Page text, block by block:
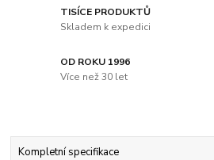
TISÍCE PRODUKTŮ
Skladem k expedici
OD ROKU 1996
Více než 30 let
Kompletní specifikace